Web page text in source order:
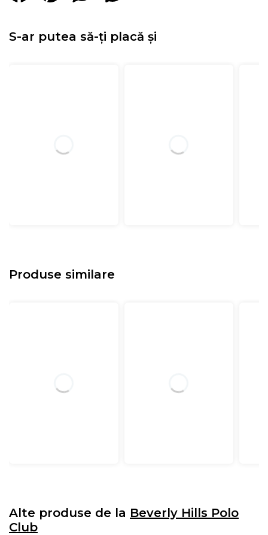
S-ar putea să-ți placă și
Produse similare
Alte produse de la Beverly Hills Polo
Club